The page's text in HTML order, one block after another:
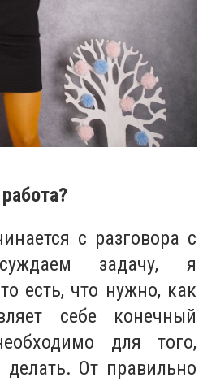
с разговора с
задачу, я
есть, что нужно, как
себе конечный
для того,
делать. От правильно